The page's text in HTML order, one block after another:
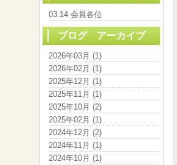
03.14 会員各位
ブログ アーカイブ
2026年03月 (1)
2026年02月 (1)
2025年12月 (1)
2025年11月 (1)
2025年10月 (2)
2025年02月 (1)
2024年12月 (2)
2024年11月 (1)
2024年10月 (1)